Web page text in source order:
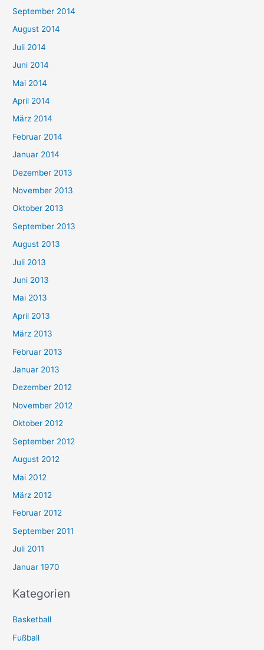
September 2014
August 2014
Juli 2014
Juni 2014
Mai 2014
April 2014
März 2014
Februar 2014
Januar 2014
Dezember 2013
November 2013
Oktober 2013
September 2013
August 2013
Juli 2013
Juni 2013
Mai 2013
April 2013
März 2013
Februar 2013
Januar 2013
Dezember 2012
November 2012
Oktober 2012
September 2012
August 2012
Mai 2012
März 2012
Februar 2012
September 2011
Juli 2011
Januar 1970
Kategorien
Basketball
Fußball